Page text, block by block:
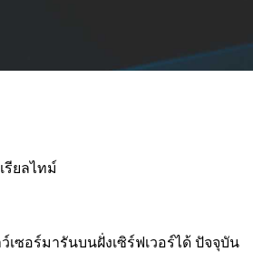
รียลไทม์
เซอร์มารันบนฝั่งเซิร์ฟเวอร์ได้ ปัจจุบัน